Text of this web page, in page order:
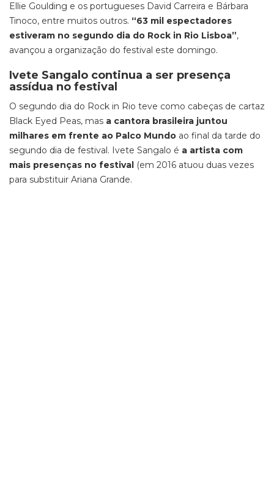
Ellie Goulding e os portugueses David Carreira e Bárbara
Tinoco, entre muitos outros. “63 mil espectadores
estiveram no segundo dia do Rock in Rio Lisboa”,
avançou a organização do festival este domingo.
Ivete Sangalo continua a ser presença
assídua no festival
O segundo dia do Rock in Rio teve como cabeças de cartaz
Black Eyed Peas, mas a cantora brasileira juntou
milhares em frente ao Palco Mundo ao final da tarde do
segundo dia de festival. Ivete Sangalo é a artista com
mais presenças no festival (em 2016 atuou duas vezes
para substituir Ariana Grande.